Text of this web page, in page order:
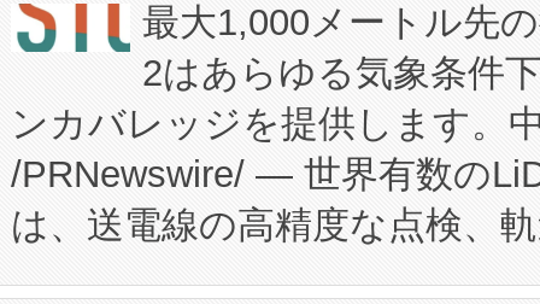
患者にとっての費用負担を大
のアクセスを大幅に拡大する
Fully-Connected Continuous
プログラムには、施設設計・
に関する技術移転および知的
構造化トレーニングカリキュ
President原信平）と、エンタ
ードするVoltaiqは、日本にあ
ーエネルギー貯蔵システム（
た。 Voltaiq独自のAI搭載プラ
定、統合、導入、運用に至る
安全性を追跡し、確保する事
最大1,000メートル先
2はあらゆる気象条件
ンカバレッジを提供します。
/PRNewswire/ — 世界有数の
は、送電線の高精度な点検、
や穀物倉庫におけるバルク材